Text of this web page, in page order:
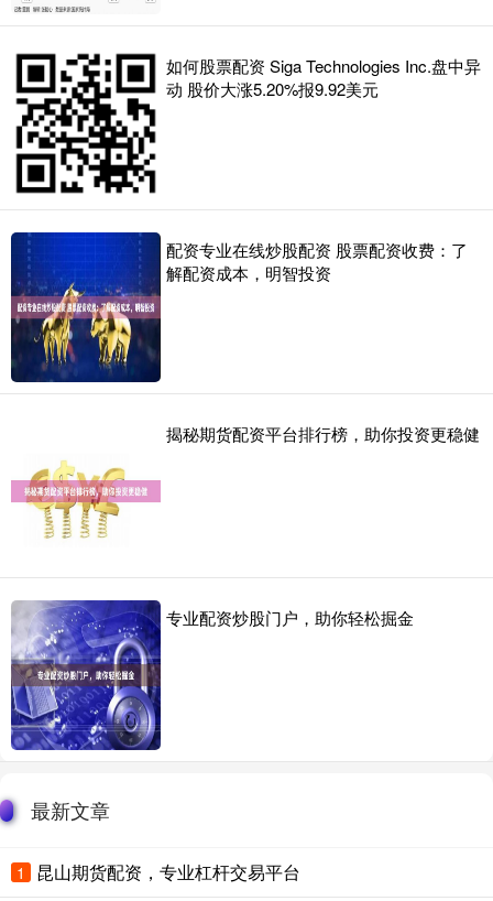
如何股票配资 Siga Technologies Inc.盘中异
动 股价大涨5.20%报9.92美元
配资专业在线炒股配资 股票配资收费：了
解配资成本，明智投资
揭秘期货配资平台排行榜，助你投资更稳健
专业配资炒股门户，助你轻松掘金
最新文章
1 昆山期货配资，专业杠杆交易平台